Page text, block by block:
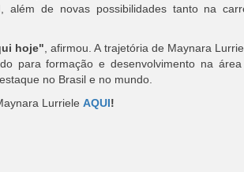
, além de novas possibilidades tanto na
hoje" , afirmou. A trajetória de Maynara
para formação e desenvolvimento na
no Brasil e no mundo.
Lurriele AQUI!